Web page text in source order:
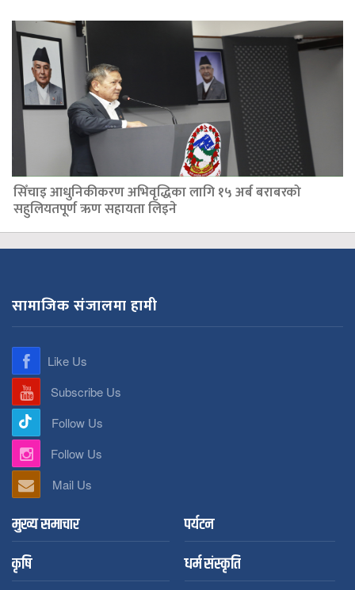
सिँचाइ आधुनिकीकरण अभिवृद्धिका लागि १५ अर्ब बराबरको
सहुलियतपूर्ण ऋण सहायता लिइने
सामाजिक संजालमा हामी
Like Us
Subscribe Us
Follow Us
Follow Us
Mail Us
मुख्य समाचार
पर्यटन
कृषि
धर्म संस्कृति